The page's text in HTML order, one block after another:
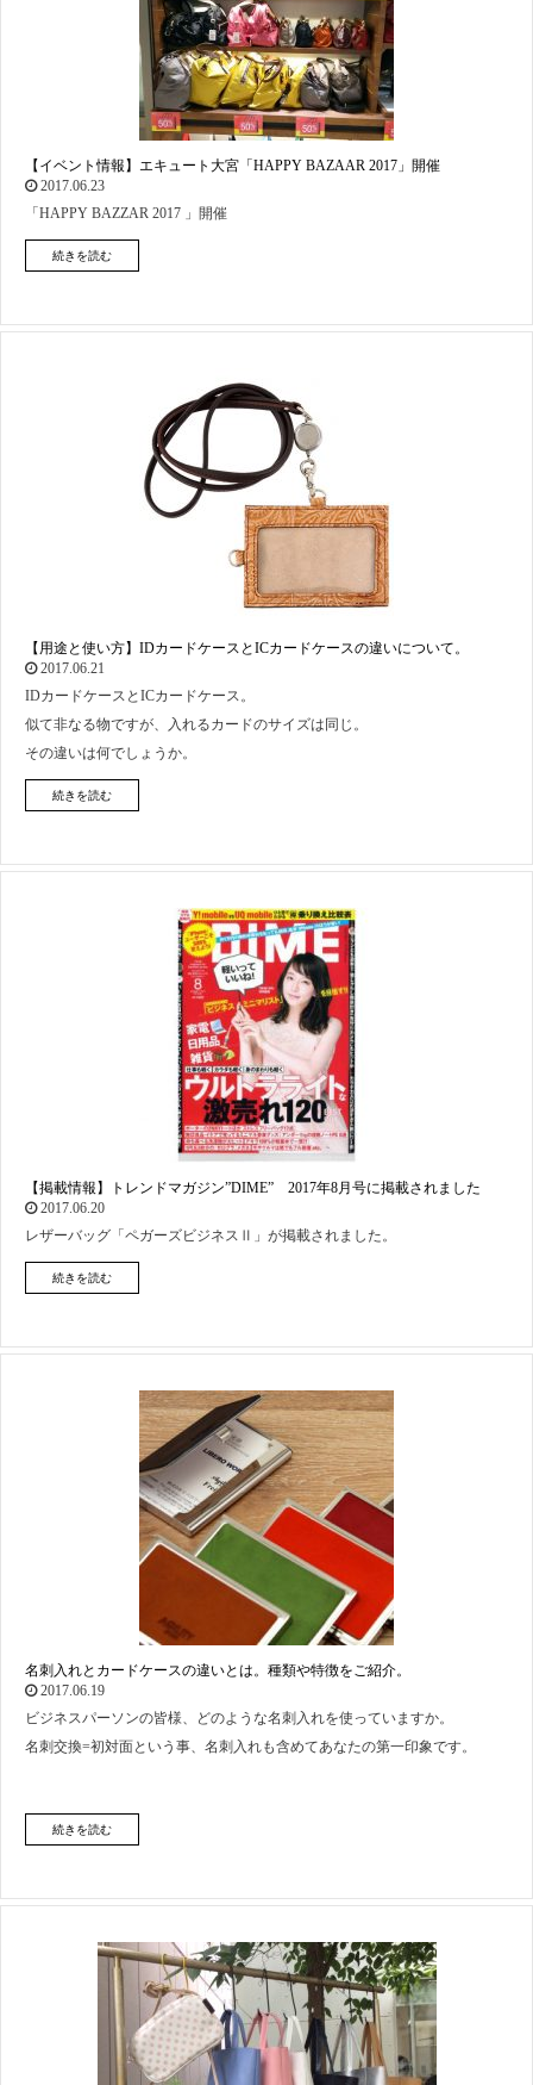
【イベント情報】エキュート大宮「HAPPY BAZAAR 2017」開催
2017.06.23
「HAPPY BAZZAR 2017 」開催
続きを読む
【用途と使い方】IDカードケースとICカードケースの違いについて。
2017.06.21
IDカードケースとICカードケース。
似て非なる物ですが、入れるカードのサイズは同じ。
その違いは何でしょうか。
続きを読む
【掲載情報】トレンドマガジン”DIME” 2017年8月号に掲載されました
2017.06.20
レザーバッグ「ペガーズビジネスⅡ」が掲載されました。
続きを読む
名刺入れとカードケースの違いとは。種類や特徴をご紹介。
2017.06.19
ビジネスパーソンの皆様、どのような名刺入れを使っていますか。
名刺交換=初対面という事、名刺入れも含めてあなたの第一印象です。
続きを読む